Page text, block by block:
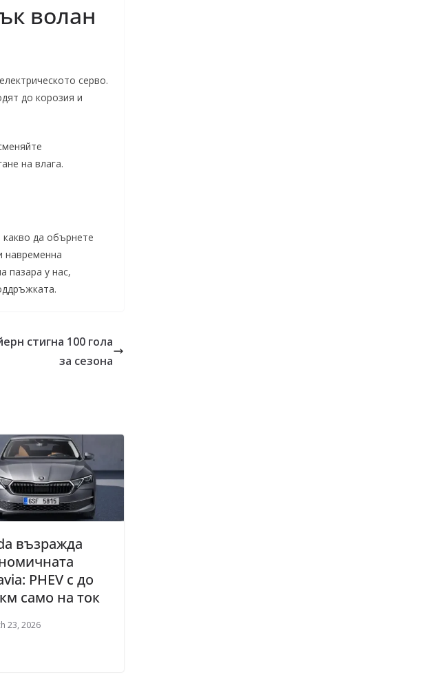
волан
серво.
до корозия и
на влага.
какво да обърнете
навременна
пазара у нас,
стигна 100 гола
за сезона
възражда
PHEV с до
само на ток
23, 2026